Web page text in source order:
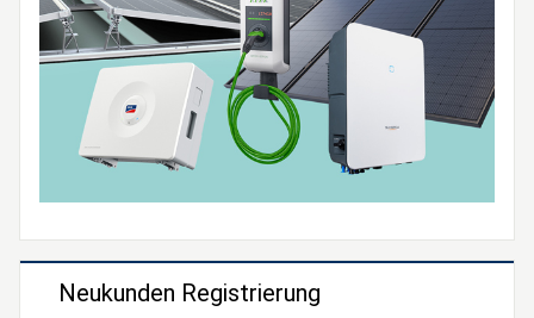
Neukunden Registrierung